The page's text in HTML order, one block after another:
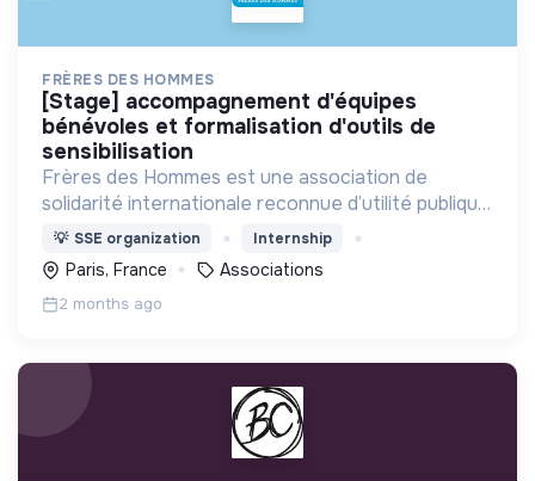
FRÈRES DES HOMMES
[stage] accompagnement d'équipes
bénévoles et formalisation d'outils de
sensibilisation
Frères des Hommes est une association de
solidarité internationale reconnue d’utilité publique,
laïque et apolitique.
💡 SSE organization Internship
Paris, France Associations
2 months ago